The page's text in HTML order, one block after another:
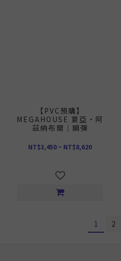
【PVC預購】
MEGAHOUSE 夏亞·阿
茲納布爾｜鋼彈
NT$3,450 ~ NT$8,620
1 2